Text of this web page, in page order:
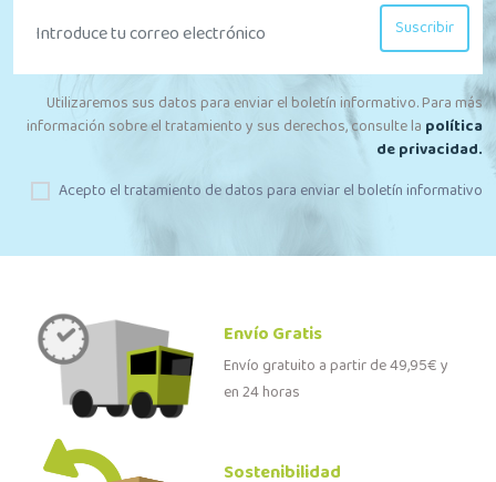
Suscribir
Utilizaremos sus datos para enviar el boletín informativo. Para más
información sobre el tratamiento y sus derechos, consulte la política
de privacidad.
Acepto el tratamiento de datos para enviar el boletín informativo
Envío Gratis
Envío gratuito a partir de 49,95€ y
en 24 horas
Sostenibilidad